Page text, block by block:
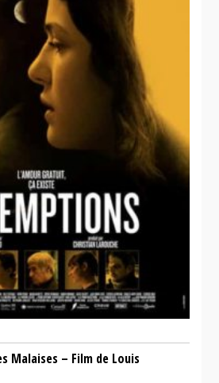
Malaises – Film de Louis